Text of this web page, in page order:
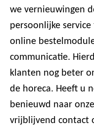
we vernieuwingen
persoonlijke
online
communicatie.
klanten nog beter
de horeca. Heeft u
benieuwd naar
vrijblijvend contact